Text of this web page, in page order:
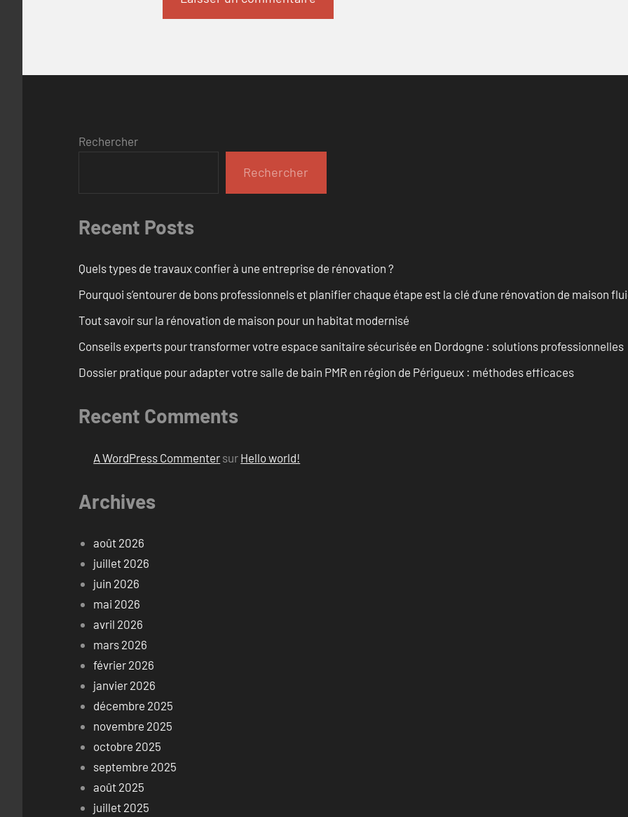
Rechercher
Rechercher
Recent Posts
Quels types de travaux confier à une entreprise de rénovation ?
Pourquoi s’entourer de bons professionnels et planifier chaque étape est la clé d’une rénovation de maison
Tout savoir sur la rénovation de maison pour un habitat modernisé
Conseils experts pour transformer votre espace sanitaire sécurisée en Dordogne : solutions professionnelles
Dossier pratique pour adapter votre salle de bain PMR en région de Périgueux : méthodes efficaces
Recent Comments
A WordPress Commenter sur Hello world!
Archives
août 2026
juillet 2026
juin 2026
mai 2026
avril 2026
mars 2026
février 2026
janvier 2026
décembre 2025
novembre 2025
octobre 2025
septembre 2025
août 2025
juillet 2025